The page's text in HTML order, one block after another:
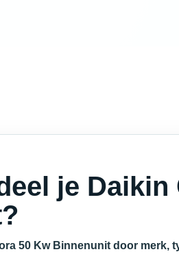
je
50 Kw Binnenunit door merk,